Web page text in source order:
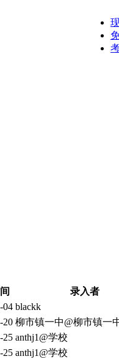
录入者
04 blackk
20 柳市镇一中@柳市镇一
25 anthj1@学校
25 anthj1@学校